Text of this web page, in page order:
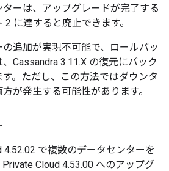
ーは、アップグレードが完了する
に達すると廃止できます。
追加が実現不可能で、ロールバッ
Cassandra 3.11.X の復元にバック
。ただし、この方法ではダウンタ
が発生する可能性があります。
4.52.02 で複数のデータセンターを
Cloud 4.53.00 へのアップグ